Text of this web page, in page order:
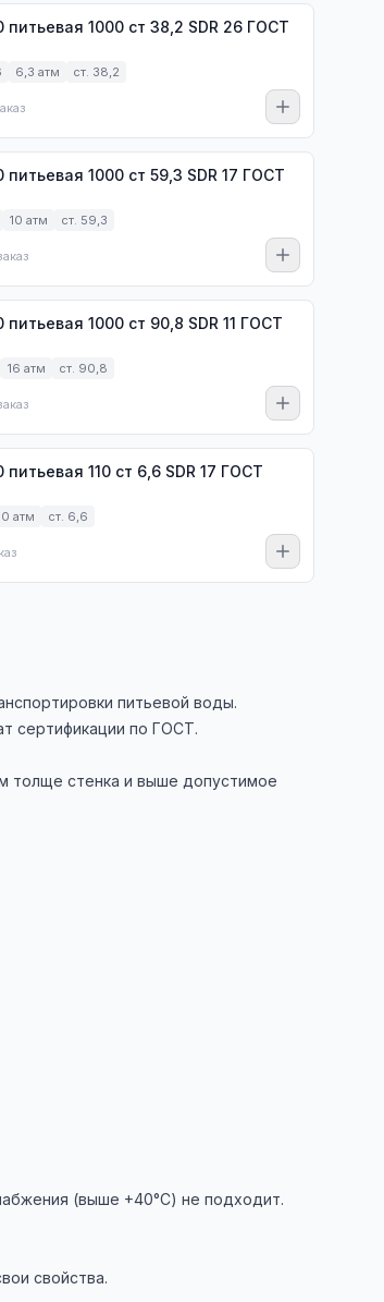
питьевая 1000 ст 38,2 SDR 26 ГОСТ
6,3 атм ст. 38,2
питьевая 1000 ст 59,3 SDR 17 ГОСТ
10 атм ст. 59,3
питьевая 1000 ст 90,8 SDR 11 ГОСТ
16 атм ст. 90,8
110 ст 6,6 SDR 17 ГОСТ
атм ст. 6,6
питьевой воды.
сертификации по ГОСТ.
толще стенка и выше допустимое
(выше +40°C) не подходит.
свойства.